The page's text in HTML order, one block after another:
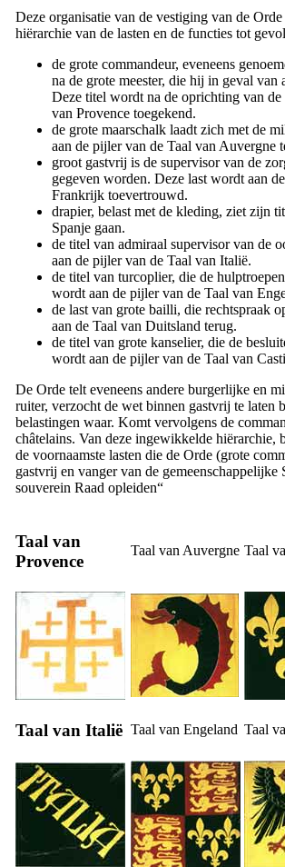
Deze organisatie van de vestiging van de
hiërarchie van de lasten en de functies tot
de grote commandeur, eveneens
na de grote meester, die hij in geval
Deze titel wordt na de oprichting van
van Provence toegekend.
de grote maarschalk laadt zich met de
aan de pijler van de Taal van Auvergne
groot gastvrij is de supervisor van de
gegeven worden. Deze last wordt aan
Frankrijk toevertrouwd.
drapier, belast met de kleding, ziet zijn
Spanje gaan.
de titel van admiraal supervisor van de
aan de pijler van de Taal van Italië.
de titel van turcoplier, die de
wordt aan de pijler van de Taal van
de last van grote bailli, die rechtspraak
aan de Taal van Duitsland terug.
de titel van grote kanselier, die de
wordt aan de pijler van de Taal van
De Orde telt eveneens andere burgerlijke en
ruiter, verzocht de wet binnen gastvrij te laten
belastingen waar. Komt vervolgens de
châtelains. Van deze ingewikkelde hiërarchie,
de voornaamste lasten die de Orde (grote
gastvrij en vanger van de gemeenschappelijke
souverein Raad opleiden“
Taal van
Provence
Taal van Auvergne Taal
Taal van Italië Taal van Engeland Taal